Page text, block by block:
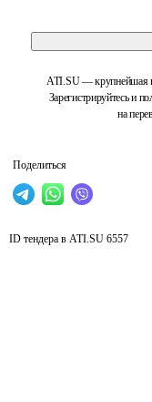
ATI.SU — крупнейшая в
Зарегистрируйтесь и
на
Поделиться
ID тендера в ATI.SU 6557